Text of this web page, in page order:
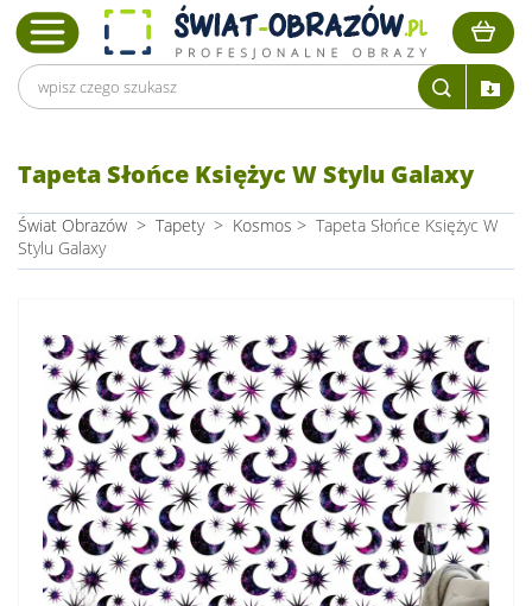
Tapeta Słońce Księżyc W Stylu Galaxy
Świat Obrazów > Tapety > Kosmos > Tapeta Słońce Księżyc W
Stylu Galaxy